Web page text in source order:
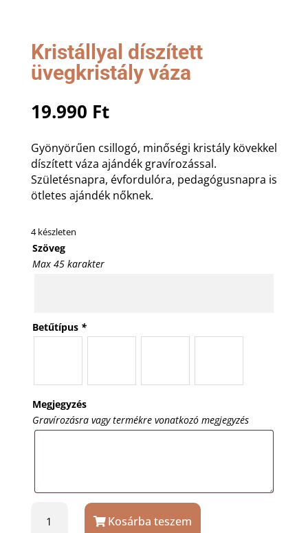
Kristállyal díszített
üvegkristály váza
19.990 Ft
Gyönyörűen csillogó, minőségi kristály kövekkel
díszített váza ajándék gravírozással.
Születésnapra, évfordulóra, pedagógusnapra is
ötletes ajándék nőknek.
4 készleten
Szöveg
Max 45 karakter
Betűtípus *
Megjegyzés
Gravírozásra vagy termékre vonatkozó megjegyzés
díszített
Kosárba teszem